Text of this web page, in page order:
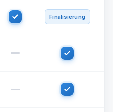
Finalisierung